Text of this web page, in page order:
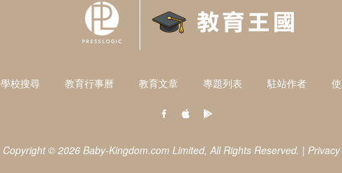
學校搜尋 教育行事曆 教育文章 專題列表 駐站作者
Copyright © 2026 Baby-Kingdom.com Limited, All Rights Reserved. |